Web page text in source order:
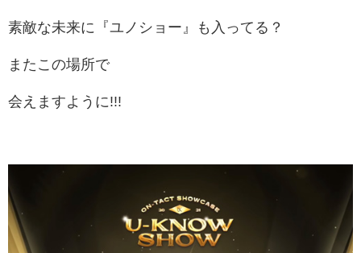
素敵な未来に『ユノショー』も入ってる？
またこの場所で
会えますように!!!